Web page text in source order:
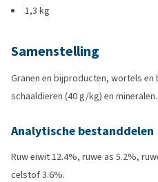
1,3 kg
Samenstelling
Granen en bijproducten, wortels
schaaldieren (40 g/kg) en mineralen.
Analytische bestanddelen
Ruw eiwit 12.4%, ruwe as 5.2%,
celstof 3.6%.